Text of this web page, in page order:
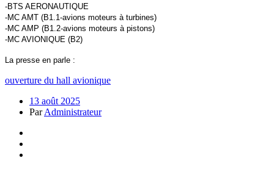
-BTS AERONAUTIQUE
-MC AMT (B1.1-avions moteurs à turbines)
-MC AMP (B1.2-avions moteurs à pistons)
-MC AVIONIQUE (B2)
La presse en parle :
ouverture du hall avionique
13 août 2025
ParAdministrateur